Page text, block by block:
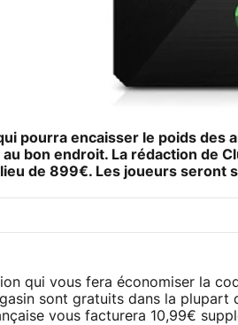
pourra encaisser le poids des
bon endroit. La rédaction de
de 899€. Les joueurs seront
qui vous fera économiser la
sont gratuits dans la plupart
vous facturera 10,99€